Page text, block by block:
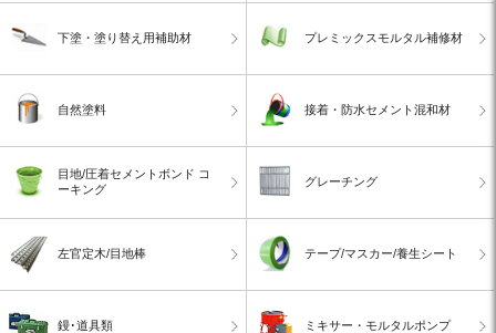
下塗・塗り替え用補助材 プレミックスモルタル補修材
自然塗料 接着・防水セメント混和材
目地/圧着セメントボンド コ
ーキング
グレーチング
左官定木/目地棒 テープ/マスカー/養生シート
鏝･道具類 ミキサー・モルタルポンプ